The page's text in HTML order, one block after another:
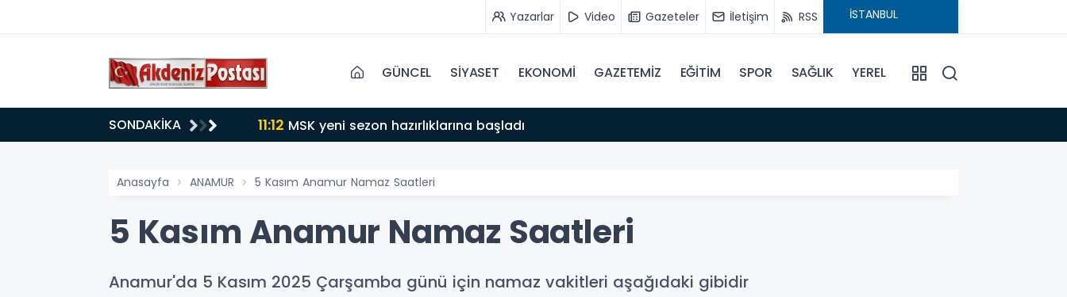
Yazarlar Video Gazeteler İletişim RSS
GÜNCEL SİYASET EKONOMİ GAZETEMİZ EĞİTİM SPOR SAĞLIK YEREL
SONDAKİKA 11:12 MSK yeni sezon hazırlıklarına başladı
Anasayfa ANAMUR 5 Kasım Anamur Namaz Saatleri
5 Kasım Anamur Namaz Saatleri
Anamur'da 5 Kasım 2025 Çarşamba günü için namaz vakitleri aşağıdaki gibidir